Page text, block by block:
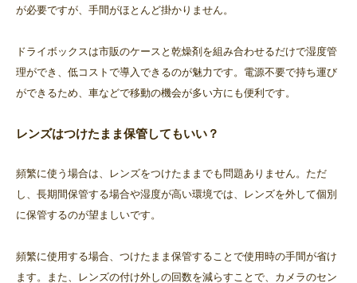
が必要ですが、手間がほとんど掛かりません。
ドライボックスは市販のケースと乾燥剤を組み合わせるだけで湿度管
理ができ、低コストで導入できるのが魅力です。電源不要で持ち運び
ができるため、車などで移動の機会が多い方にも便利です。
レンズはつけたまま保管してもいい？
頻繁に使う場合は、レンズをつけたままでも問題ありません。ただ
し、長期間保管する場合や湿度が高い環境では、レンズを外して個別
に保管するのが望ましいです。
頻繁に使用する場合、つけたまま保管することで使用時の手間が省け
ます。また、レンズの付け外しの回数を減らすことで、カメラのセン